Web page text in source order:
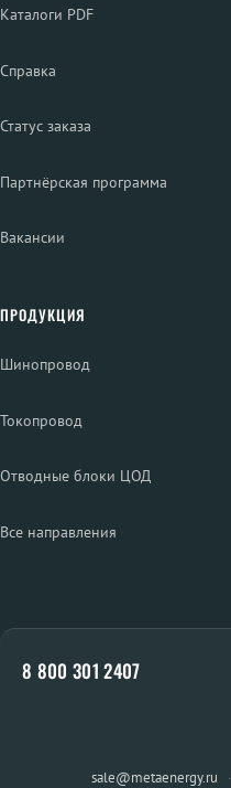
Каталоги PDF
Справка
Статус заказа
Партнёрская программа
Вакансии
ПРОДУКЦИЯ
Шинопровод
Токопровод
Отводные блоки ЦОД
Все направления
8 800 301 2407
sale@metaenergy.ru ·